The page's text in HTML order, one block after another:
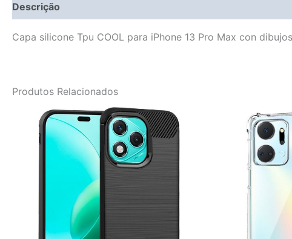
Descrição
Capa silicone Tpu COOL para iPhone 13 Pro Max con
Produtos Relacionados